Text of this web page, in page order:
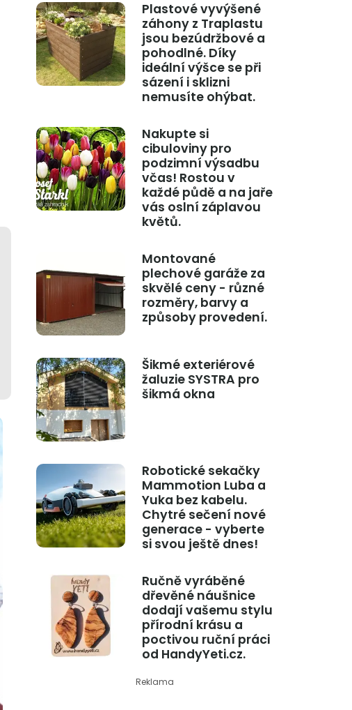
Plastové vyvýšené
záhony z Traplastu
jsou bezúdržbové a
pohodlné. Díky
ideální výšce se při
sázení i sklizni
nemusíte ohýbat.
Nakupte si
cibuloviny pro
podzimní výsadbu
včas! Rostou v
každé půdě a na jaře
vás oslní záplavou
květů.
Montované
plechové garáže za
skvělé ceny - různé
rozměry, barvy a
způsoby provedení.
Šikmé exteriérové
žaluzie SYSTRA pro
šikmá okna
Robotické sekačky
Mammotion Luba a
Yuka bez kabelu.
Chytré sečení nové
generace - vyberte
si svou ještě dnes!
Ručně vyráběné
dřevěné náušnice
dodají vašemu stylu
přírodní krásu a
poctivou ruční práci
od HandyYeti.cz.
Reklama